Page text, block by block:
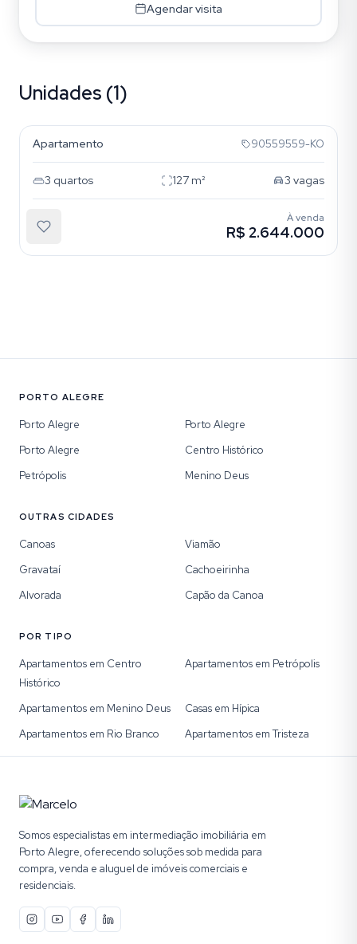
Agendar visita
Unidades (1)
Cristal
Apartamento 90559559-KO
3 quartos 127 m² 3 vagas
À venda
R$ 2.644.000
PORTO ALEGRE
Porto Alegre
Porto Alegre
Porto Alegre
Centro Histórico
Petrópolis
Menino Deus
OUTRAS CIDADES
Canoas
Viamão
Gravataí
Cachoeirinha
Alvorada
Capão da Canoa
POR TIPO
Apartamentos em Centro
Histórico
Apartamentos em Petrópolis
Apartamentos em Menino Deus
Casas em Hípica
Apartamentos em Rio Branco
Apartamentos em Tristeza
Somos especialistas em intermediação imobiliária em
Porto Alegre, oferecendo soluções sob medida para
compra, venda e aluguel de imóveis comerciais e
residenciais.